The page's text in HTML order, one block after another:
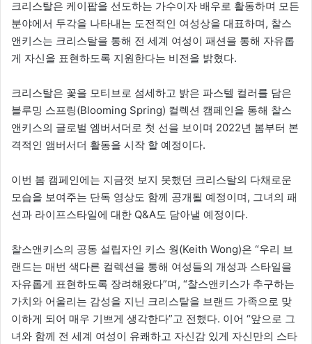
크리스탈은 케이팝을 선도하는 가수이자 배우로 활동하며 모든
분야에서 두각을 나타내는 도전적인 여성상을 대표하며, 찰스
앤키스는 크리스탈을 통해 전 세계 여성이 패션을 통해 자유롭
게 자신을 표현하도록 지원한다는 비전을 밝혔다.
크리스탈은 꽃을 모티브로 섬세하고 밝은 파스텔 컬러를 담은
블루밍 스프링(Blooming Spring) 컬렉션 캠페인을 통해 찰스
앤키스의 글로벌 엠버서더로 첫 선을 보이며 2022년 봄부터 본
격적인 앰버서더 활동을 시작 할 예정이다.
이번 봄 캠페인에는 지금껏 보지 못했던 크리스탈의 다채로운
모습을 보여주는 단독 영상도 함께 공개될 예정이며, 그녀의 패
션과 라이프스타일에 대한 Q&A도 담아낼 예정이다.
찰스앤키스의 공동 설립자인 키스 웡(Keith Wong)은 “우리 브
랜드는 매번 색다른 컬렉션을 통해 여성들의 개성과 스타일을
자유롭게 표현하도록 장려해왔다”며, “찰스앤키스가 추구하는
가치와 어울리는 감성을 지닌 크리스탈을 브랜드 가족으로 맞
이하게 되어 매우 기쁘게 생각한다”고 전했다. 이어 “앞으로 그
녀와 함께 전 세계 여성이 유쾌하고 자신감 있게 자신만의 스타